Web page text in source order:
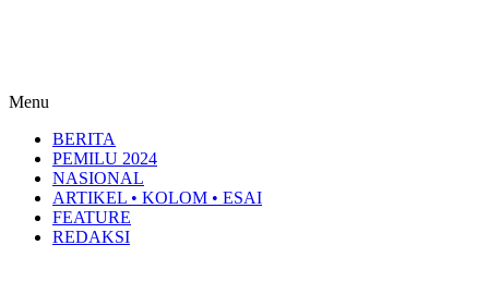
Menu
BERITA
PEMILU 2024
NASIONAL
ARTIKEL • KOLOM • ESAI
FEATURE
REDAKSI